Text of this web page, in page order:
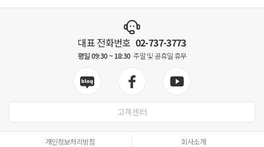
대표 전화번호 02-737-3773
평일 09:30 ~ 18:30 주말 및 공휴일 휴무
고객센터
개인정보처리방침 회사소개